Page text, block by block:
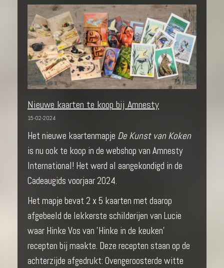
Nieuwe kaarten te koop bij Amnesty
15-02-2024
Het nieuwe kaartenmapje De Kunst van Koken
is nu ook te koop in de webshop van Amnesty
International! Het werd al aangekondigd in de
Cadeaugids voorjaar 2024.
Het mapje bevat 2 x 5 kaarten met daarop
afgebeeld de lekkerste schilderijen van Lucie
waar Hinke Vos van 'Hinke in de keuken'
recepten bij maakte. Deze recepten staan op de
achterzijde afgedrukt: Ovengeroosterde witte